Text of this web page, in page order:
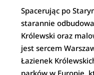
Spacerując po
starannie
Królewski oraz
jest sercem
Łazienek
parków w Europie,